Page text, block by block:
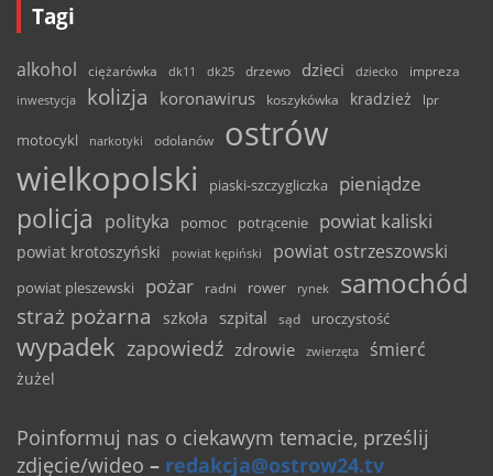
Tagi
alkohol ciężarówka dk11 dk25 drzewo dzieci dziecko
impreza
inwestycja
kolizja koronawirus koszykówka kradzież lpr
motocykl narkotyki odolanów
ostrów
wielkopolski
piaski-szczygliczka pieniądze
policja polityka pomoc potrącenie powiat kaliski
powiat krotoszyński powiat kępiński powiat ostrzeszowski
powiat pleszewski pożar radni rower rynek samochód
straż pożarna szkoła szpital sąd uroczystość
wypadek zapowiedź zdrowie zwierzęta śmierć
żużel
Poinformuj nas o ciekawym temacie, prześlij
zdjęcie/wideo – redakcja@ostrow24.tv